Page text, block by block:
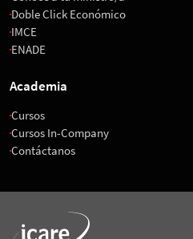
Doble Click Económico
IMCE
ENADE
Academia
Cursos
Cursos In-Company
Contáctanos